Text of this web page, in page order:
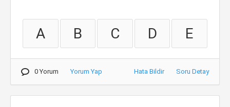
A B C D E
0 Yorum Yorum Yap Hata Bildir Soru Detay